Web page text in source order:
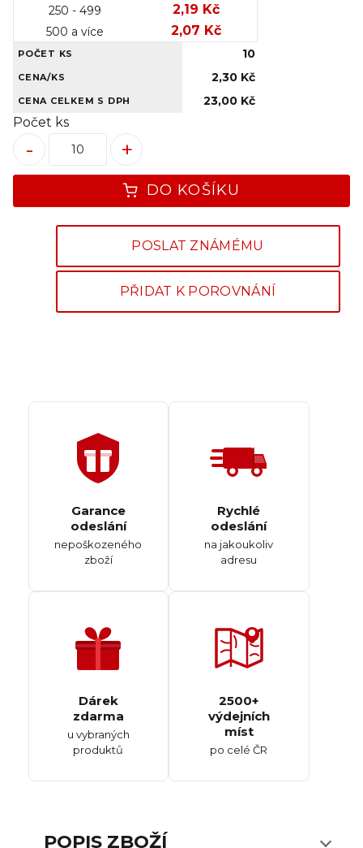
250 - 499 2,19 Kč
500 a více 2,07 Kč
POČET KS 10
CENA/KS 2,30 Kč
CENA CELKEM S DPH 23,00 Kč
Počet ks
+
-
DO KOŠÍKU
POSLAT ZNÁMÉMU
PŘIDAT K POROVNÁNÍ
Garance
odeslání
nepoškozeného
zboží
Rychlé
odeslání
na jakoukoliv
adresu
Dárek
zdarma
u vybraných
produktů
2500+
výdejních
míst
po celé ČR
POPIS ZBOŽÍ